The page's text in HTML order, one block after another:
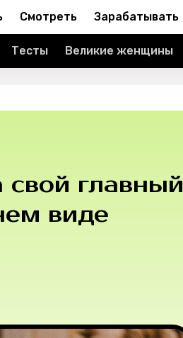
Смотреть Зарабатывать
Тесты Великие женщины
главный
виде